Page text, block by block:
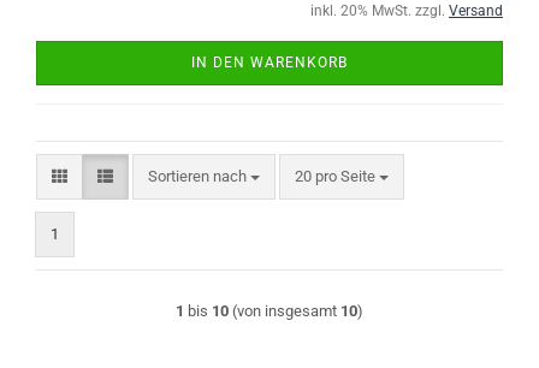
inkl. 20% MwSt. zzgl. Versand
IN DEN WARENKORB
Sortieren nach
Sortieren nach 20 pro Seite
pro Seite
1
1 bis 10 (von insgesamt 10)